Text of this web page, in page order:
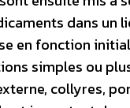
dans un
en fonction
simples ou
collyres,